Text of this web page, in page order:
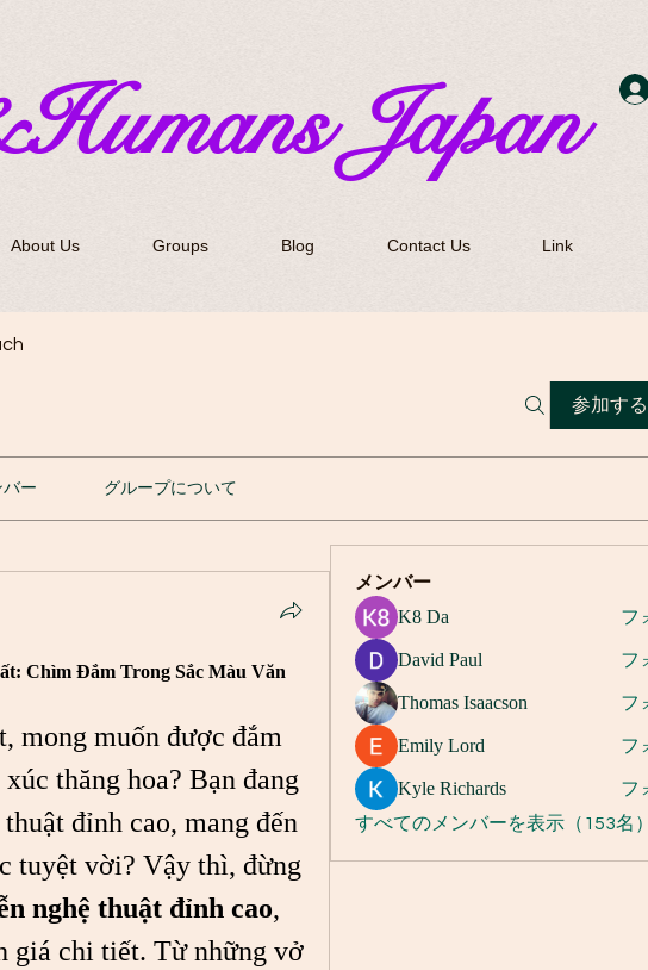
Japan
About Us Groups Blog Contact Us Link
参加する
バー グループについて
Chìm Đắm Trong Sắc Màu Văn
mong muốn được đắm
thăng hoa? Bạn đang
đỉnh cao, mang đến
tuyệt vời? Vậy thì, đừng
nghệ thuật đỉnh cao,
giá chi tiết. Từ những vở
メンバー
K8 Da フ
David Paul フ
Thomas Isaacson フ
Emily Lord フ
Kyle Richards
フ
すべてのメンバーを表示（153名）